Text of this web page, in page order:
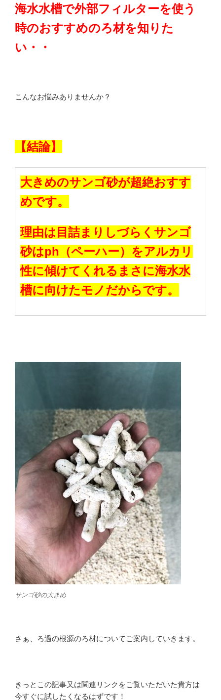
海水水槽で外部フィルターを使う
時のおすすめのろ材を知りた
い・・
こんなお悩みありませんか？
【結論】
大きめのサンゴ砂が超絶おすす
めです。
理由は目詰まりしづらくサンゴ
砂はph（ペーハー）をアルカリ
性に傾けてくれるまさに海水水
槽に向けたモノだからです。
サンゴ砂の大きめ
さぁ、ろ過の根源のろ材についてご案内していきます。
きっとこの記事又は関連リンクをご覧いただいた貴方は
今すぐに試したくなるはずです！